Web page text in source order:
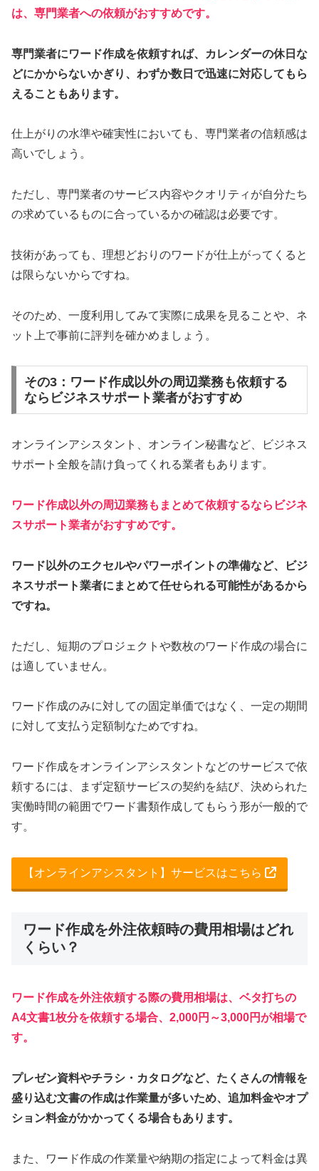
は、専門業者への依頼がおすすめです。
専門業者にワード作成を依頼すれば、カレンダーの休日な
どにかからないかぎり、わずか数日で迅速に対応してもら
えることもあります。
仕上がりの水準や確実性においても、専門業者の信頼感は
高いでしょう。
ただし、専門業者のサービス内容やクオリティが自分たち
の求めているものに合っているかの確認は必要です。
技術があっても、理想どおりのワードが仕上がってくると
は限らないからですね。
そのため、一度利用してみて実際に成果を見ることや、ネ
ット上で事前に評判を確かめましょう。
その3：ワード作成以外の周辺業務も依頼する
ならビジネスサポート業者がおすすめ
オンラインアシスタント、オンライン秘書など、ビジネス
サポート全般を請け負ってくれる業者もあります。
ワード作成以外の周辺業務もまとめて依頼するならビジネ
スサポート業者がおすすめです。
ワード以外のエクセルやパワーポイントの準備など、ビジ
ネスサポート業者にまとめて任せられる可能性があるから
ですね。
ただし、短期のプロジェクトや数枚のワード作成の場合に
は適していません。
ワード作成のみに対しての固定単価ではなく、一定の期間
に対して支払う定額制なためですね。
ワード作成をオンラインアシスタントなどのサービスで依
頼するには、まず定額サービスの契約を結び、決められた
実働時間の範囲でワード書類作成してもらう形が一般的で
す。
【オンラインアシスタント】サービスはこちら
ワード作成を外注依頼時の費用相場はどれ
くらい？
ワード作成を外注依頼する際の費用相場は、ベタ打ちの
A4文書1枚分を依頼する場合、2,000円～3,000円が相場で
す。
プレゼン資料やチラシ・カタログなど、たくさんの情報を
盛り込む文書の作成は作業量が多いため、追加料金やオプ
ション料金がかかってくる場合もあります。
また、ワード作成の作業量や納期の指定によって料金は異